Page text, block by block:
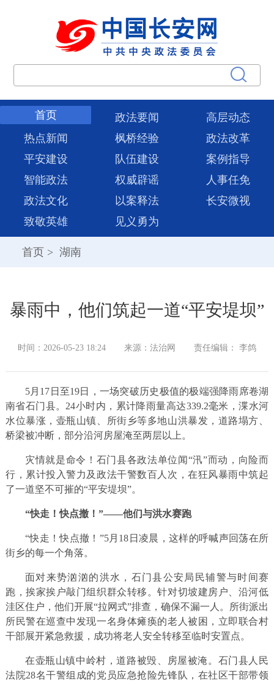
首页 政法要闻
高层动态
热点新闻
枫桥经验
政法改革
平安建设
队伍建设
案例指导
智能政法
权威辟谣
人事任免
政法文化
以案释法
长安微视
致敬英雄
见义勇为
首页 > 湖南
暴雨中，他们筑起一道“平安堤坝”
时间：2026-05-23 18:24 来源：法治网 责任编辑： 李鸽
5月17日至19日，一场突破历史极值的极端强降雨席卷湖
南省石门县。24小时内，累计降雨量高达339.2毫米，渫水河
水位暴涨，壶瓶山镇、所街乡等多地山洪暴发，道路塌方、
桥梁被冲断，部分沿河房屋淹至两层以上。
灾情就是命令！石门县各政法单位闻“汛”而动，向险而
行，累计投入警力及政法干警数百人次，在狂风暴雨中筑起
了一道坚不可摧的“平安堤坝”。
“快走！快点撤！”——他们与洪水赛跑
“快走！快点撤！”5月18日凌晨，这样的呼喊声回荡在所
街乡的每一个角落。
面对来势汹汹的洪水，石门县公安局民辅警与时间赛
跑，挨家挨户敲门组织群众转移。针对切坡建房户、沿河低
洼区住户，他们开展“拉网式”排查，确保不漏一人。所街派出
所民警在巡查中发现一名身体瘫痪的老人被困，立即联合村
干部展开紧急救援，成功将老人安全转移至临时安置点。
在壶瓶山镇中岭村，道路被毁、房屋被淹。石门县人民
法院28名干警组成的党员应急抢险先锋队，在社区干部带领